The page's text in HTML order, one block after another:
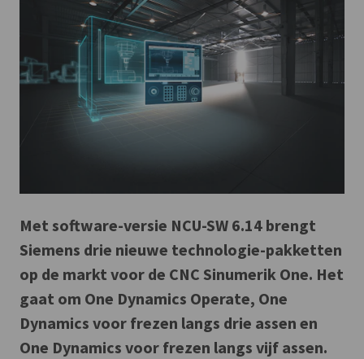
Met software-versie NCU-SW 6.14 brengt
Siemens drie nieuwe technologie-pakketten
op de markt voor de CNC Sinumerik One. Het
gaat om One Dynamics Operate, One
Dynamics voor frezen langs drie assen en
One Dynamics voor frezen langs vijf assen.